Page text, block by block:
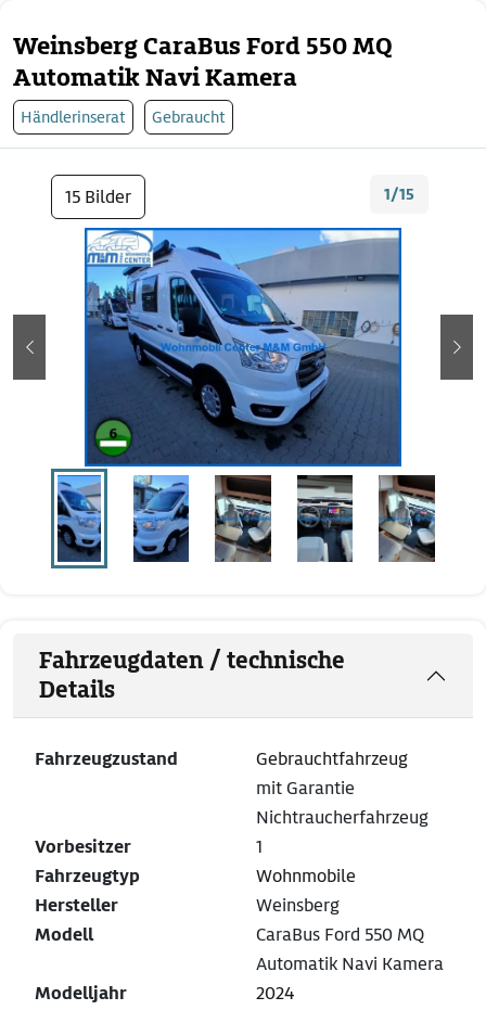
Weinsberg CaraBus Ford 550 MQ
Automatik Navi Kamera
Händlerinserat Gebraucht
15 Bilder 1/15
zurück
Fahrzeugdaten / technische
Details
Fahrzeugzustand
Gebrauchtfahrzeug
mit Garantie
Nichtraucherfahrzeug
Vorbesitzer
1
Fahrzeugtyp
Wohnmobile
Hersteller
Weinsberg
Modell
CaraBus Ford 550 MQ
Automatik Navi Kamera
Modelljahr
2024